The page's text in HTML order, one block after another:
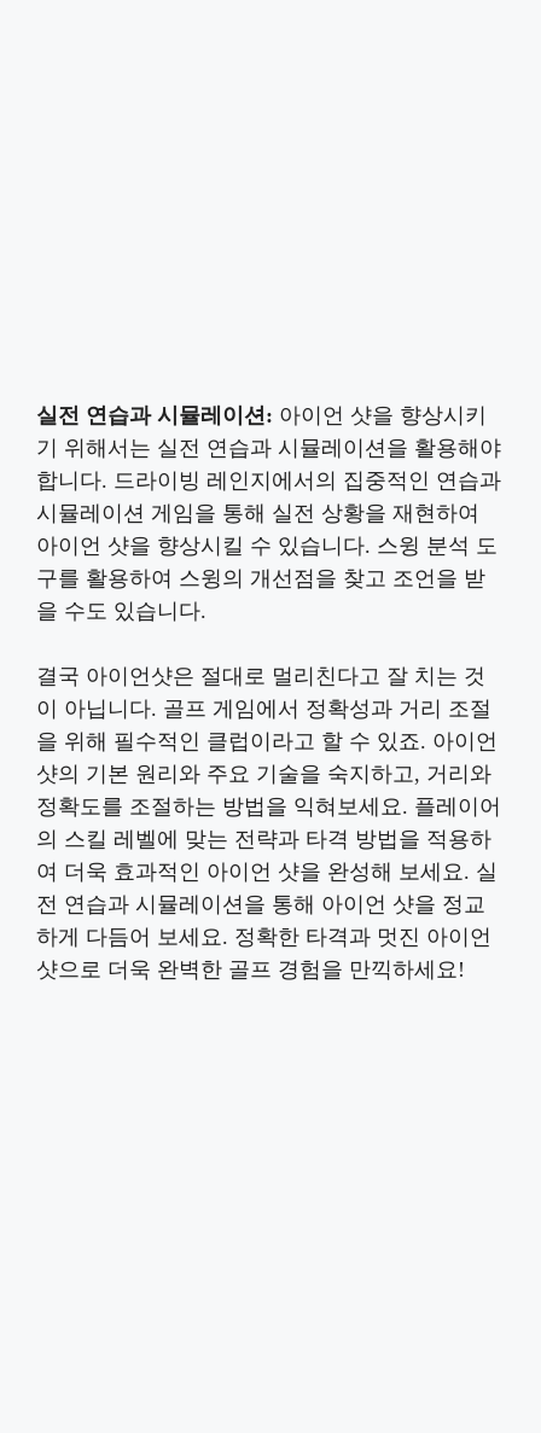
실전 연습과 시뮬레이션: 아이언 샷을 향상시키
기 위해서는 실전 연습과 시뮬레이션을 활용해야
합니다. 드라이빙 레인지에서의 집중적인 연습과
시뮬레이션 게임을 통해 실전 상황을 재현하여
아이언 샷을 향상시킬 수 있습니다. 스윙 분석 도
구를 활용하여 스윙의 개선점을 찾고 조언을 받
을 수도 있습니다.
결국 아이언샷은 절대로 멀리친다고 잘 치는 것
이 아닙니다. 골프 게임에서 정확성과 거리 조절
을 위해 필수적인 클럽이라고 할 수 있죠. 아이언
샷의 기본 원리와 주요 기술을 숙지하고, 거리와
정확도를 조절하는 방법을 익혀보세요. 플레이어
의 스킬 레벨에 맞는 전략과 타격 방법을 적용하
여 더욱 효과적인 아이언 샷을 완성해 보세요. 실
전 연습과 시뮬레이션을 통해 아이언 샷을 정교
하게 다듬어 보세요. 정확한 타격과 멋진 아이언
샷으로 더욱 완벽한 골프 경험을 만끽하세요!